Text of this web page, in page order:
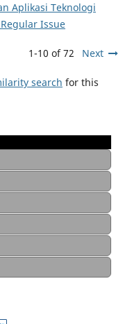
Aplikasi Teknologi
Issue
1-10 of 72 Next
search for this
Statement